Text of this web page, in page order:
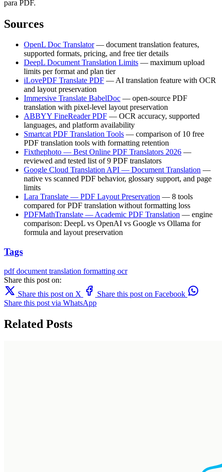
para PDF.
Sources
OpenL Doc Translator— document translation features,
supported formats, pricing, and free tier details
DeepL Document Translation Limits — maximum upload
limits per format and plan tier
iLovePDF Translate PDF — AI translation feature with OCR
and layout preservation
Immersive Translate BabelDoc — open-source PDF
translation with pixel-level layout preservation
ABBYY FineReader PDF — OCR accuracy, supported
languages, and platform availability
Smartcat PDF Translation Tools — comparison of 10 free
PDF translation tools with formatting retention
Fixthephoto — Best Online PDF Translators 2026 —
reviewed and tested list of 9 PDF translators
Google Cloud Translation API — Document Translation —
native vs scanned PDF behavior, glossary support, and page
limits
Lara Translate — PDF Layout Preservation — 8 tools
compared for PDF translation without formatting loss
PDFMathTranslate — Academic PDF Translation — engine
comparison: DeepL vs OpenAI vs Google vs Ollama for
formula and layout preservation
Tags
pdfdocument translation formatting ocr
Share this post on:
Share this post on X
Share this post on Facebook
Share this post via WhatsApp
Related Posts